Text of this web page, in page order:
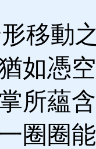
移動
如憑
所蘊
圈圈